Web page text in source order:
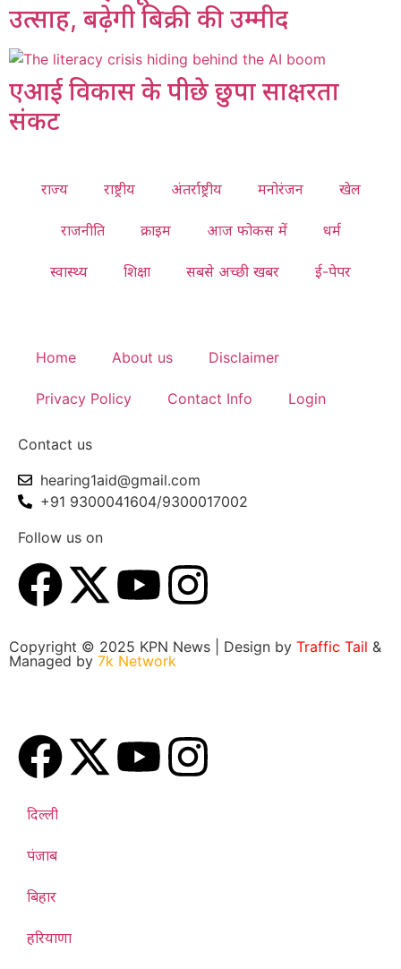
उत्साह, बढ़ेगी बिक्री की उम्मीद
एआई विकास के पीछे छुपा साक्षरता
संकट
राज्य राष्ट्रीय अंतर्राष्ट्रीय मनोरंजन खेल
राजनीति क्राइम आज फोकस में धर्म
स्वास्थ्य शिक्षा सबसे अच्छी खबर ई-पेपर
Home About us Disclaimer
Privacy Policy Contact Info Login
Contact us
hearing1aid@gmail.com
+91 9300041604/9300017002
Follow us on
Copyright © 2025 KPN News | Design by Traffic Tail &
Managed by 7k Network
दिल्ली
पंजाब
बिहार
हरियाणा